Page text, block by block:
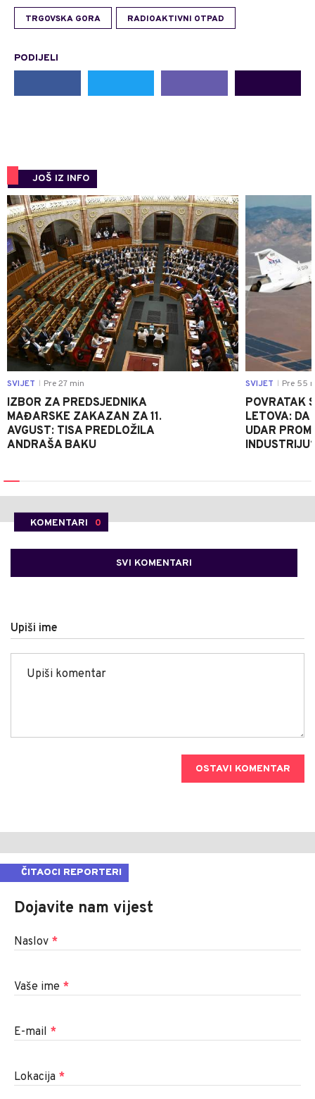
TRGOVSKA GORA RADIOAKTIVNI OTPAD
PODIJELI
JOŠ IZ INFO
0
SVIJET Pre 27 min
IZBOR ZA PREDSJEDNIKA
MAĐARSKE ZAKAZAN ZA 11.
AVGUST: TISA PREDLOŽILA
ANDRAŠA BAKU
SVIJET Pre 55
POVRATAK
LETOVA: DA
UDAR
KOMENTARI 0
SVI KOMENTARI
Upiši ime
OSTAVI KOMENTAR
ČITAOCI REPORTERI
Dojavite nam vijest
Naslov *
Vaše ime *
E-mail *
Lokacija *